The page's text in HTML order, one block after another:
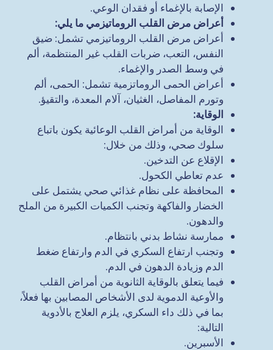
الإصابة بالإغماء أو فقدان الوعي.
أعراض مرض القلب الروماتيزمي ما يلي:
أعراض مرض القلب الروماتيزمي تشمل: ضيق
النفس، التعب، ضربات القلب غير المنتظمة، ألم
في وسط الصدر والإغماء.
أعراض الحمى الروماتزمية تشمل: الحمى، ألم
وتورم المفاصل، الغثيان، آلام المعدة، والتقيؤ.
الوقاية:
الوقاية من أمراض القلب الوعائية يكون باتباع
سلوك صحي، وذلك من خلال:
الإقلاع عن التدخين.
عدم تعاطي الكحول.
المحافظة على نظام غذائي صحي يشتمل على
الخضار والفاكهة وتجنب الكميات الكبيرة من الملح
والدهون.
ممارسة نشاط بدني بانتظام.
وتجنب ارتفاع السكري في الدم وارتفاع ضغط
الدم وزيادة الدهون في الدم.
فيما يتعلق بالوقاية الثانوية من أمراض القلب
والأوعية الدموية لدى الأشخاص المصابين بها فعلاً،
بما في ذلك داء السكري، يلزم العلاج بالأدوية
التالية:
الأسبرين.